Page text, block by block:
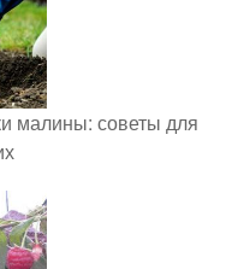
малины: советы для